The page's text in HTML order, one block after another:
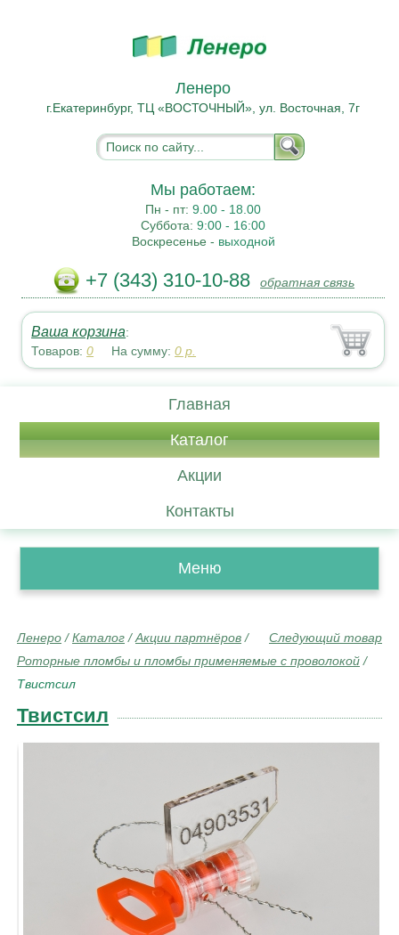
Ленеро
г.Екатеринбург, ТЦ «ВОСТОЧНЫЙ», ул. Восточная, 7г
Мы работаем:
Пн - пт:9.00 - 18.00
Суббота:9:00 - 16:00
Воскресенье - выходной
+7 (343) 310-10-88 обратная связь
Ваша корзина:
Товаров:0 На сумму:0 р.
Главная
Каталог
Акции
Контакты
Меню
Следующий товар
Ленеро /Каталог /Акции партнёров /
Роторные пломбы и пломбы применяемые с проволокой /
Твистсил
Твистсил